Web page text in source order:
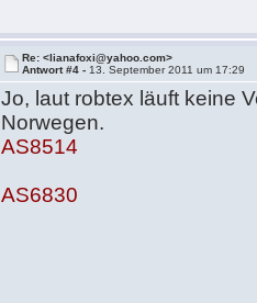
Re: <lianafoxi@yahoo.com>
Antwort #4 - 13. September 2011 um 17:29
Jo, laut robtex läuft keine
Norwegen.
AS8514
AS6830